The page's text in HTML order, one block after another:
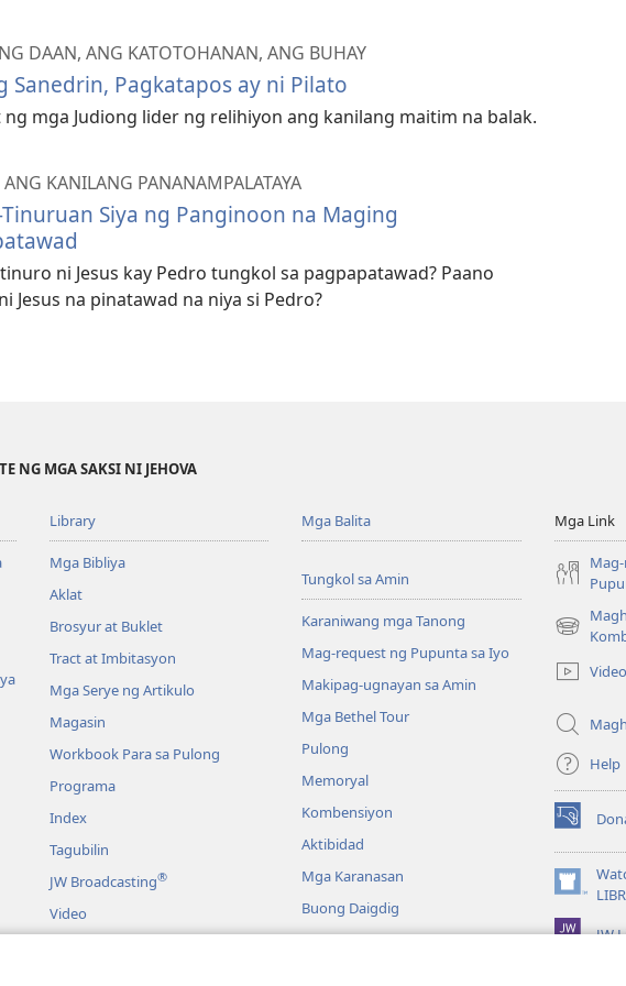
DAAN, ANG KATOTOHANAN, ANG BUHAY
Sanedrin, Pagkatapos ay ni Pilato
mga Judiong lider ng relihiyon ang kanilang maitim na balak.
KANILANG PANANAMPALATAYA
Siya ng Panginoon na Maging
ni Jesus kay Pedro tungkol sa pagpapatawad? Paano
Jesus na pinatawad na niya si Pedro?
NG MGA SAKSI NI JEHOVA
Library
Mga Bibliya
Aklat
Brosyur at Buklet
Tract at Imbitasyon
Mga Serye ng Artikulo
Magasin
Workbook Para sa Pulong
Programa
Index
Tagubilin
JW Broadcasting®
Video
Mga Balita
Tungkol sa Amin
Karaniwang mga Tanong
Mag-request ng Pupunta sa Iyo
Makipag-ugnayan sa Amin
Mga Bethel Tour
Pulong
Memoryal
Kombensiyon
Aktibidad
Mga Karanasan
Buong Daigdig
Mga Link
(may
na
window)
Video
Help
(may
bubukas
na
bagong
(may
bubukas
na
JW